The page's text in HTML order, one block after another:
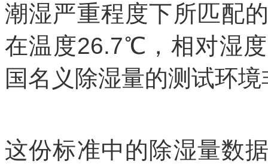
潮湿严重程度下所匹配
在温度26.7℃，相对湿
国名义除湿量的测试环
这份标准中的除湿量数